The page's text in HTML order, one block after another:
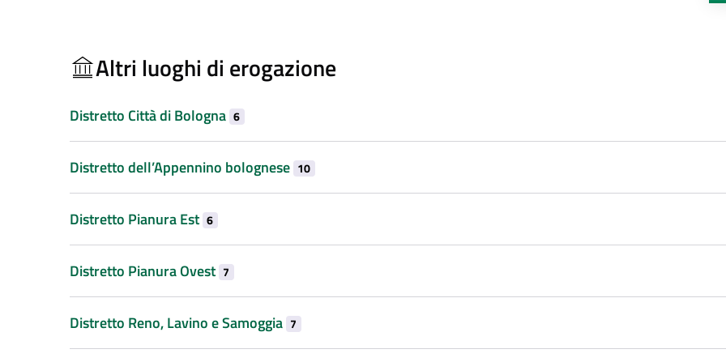
Altri luoghi di erogazione
Distretto Città di Bologna 6
Distretto dell’Appennino bolognese 10
Distretto Pianura Est 6
Distretto Pianura Ovest 7
Distretto Reno, Lavino e Samoggia 7